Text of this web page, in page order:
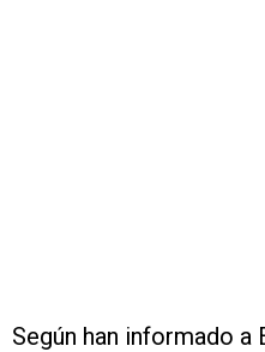
Según han informado a